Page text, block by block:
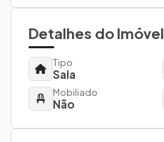
Detalhes do Imóvel
Tipo
Sala
Mobiliado
Não